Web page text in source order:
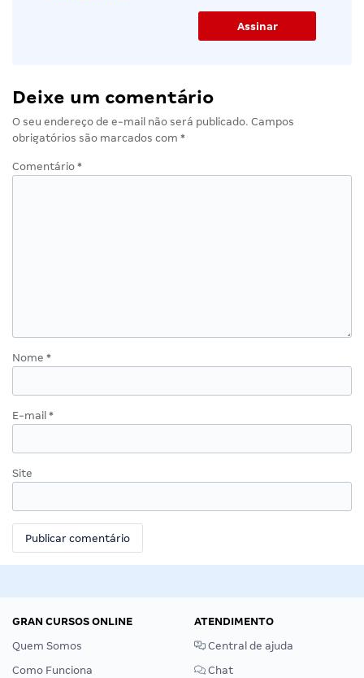
Deixe um comentário
O seu endereço de e-mail não será publicado. Campos
obrigatórios são marcados com *
Comentário *
Nome *
E-mail *
Site
GRAN CURSOS ONLINE
Quem Somos
Como Funciona
ATENDIMENTO
Central de ajuda
Chat